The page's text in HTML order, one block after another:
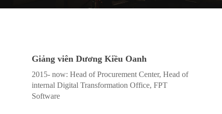
Giảng viên Dương Kiều Oanh
2015- now: Head of Procurement Center, Head of
internal Digital Transformation Office, FPT
Software